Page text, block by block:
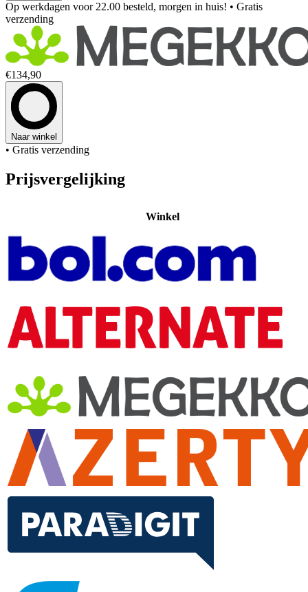
Op werkdagen voor 22.00 besteld, morgen in huis! • Gratis
verzending
€134,90
Naar winkel
• Gratis verzending
Prijsvergelijking
Winkel